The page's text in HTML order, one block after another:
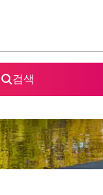
검색